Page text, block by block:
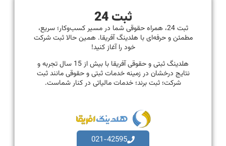
ثبت 24
ثبت 24، همراه حقوقی شما در مسیر کسب‌وکار؛ سریع،
مطمئن و حرفه‌ای با هلدینگ آفریقا. همین حالا ثبت شرکت
خود را آغاز کنید!
هلدینگ ثبتی و حقوقی آفریقا با بیش از 15 سال تجربه و
نتایج درخشان در زمینه خدمات ثبتی و حقوقی مانند ثبت
شرکت؛ ثبت برند؛ خدمات مالیاتی در کنار شماست.
021-42595